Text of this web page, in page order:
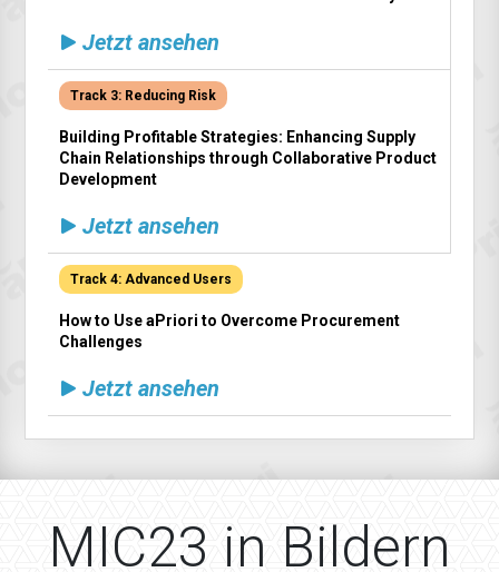
Jetzt ansehen
Track 3: Reducing Risk
Building Profitable Strategies: Enhancing Supply
Chain Relationships through Collaborative Product
Development
Jetzt ansehen
Track 4: Advanced Users
How to Use aPriori to Overcome Procurement
Challenges
Jetzt ansehen
MIC23 in Bildern